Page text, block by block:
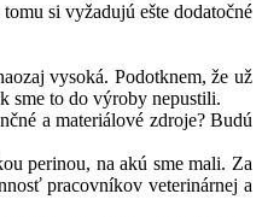
si vyžadujú ešte dodatočné
vysoká. Podotknem, že už
sme to do výroby nepustili.
a materiálové zdroje? Budú
perinou, na akú sme mali. Za
pracovníkov veterinárnej a